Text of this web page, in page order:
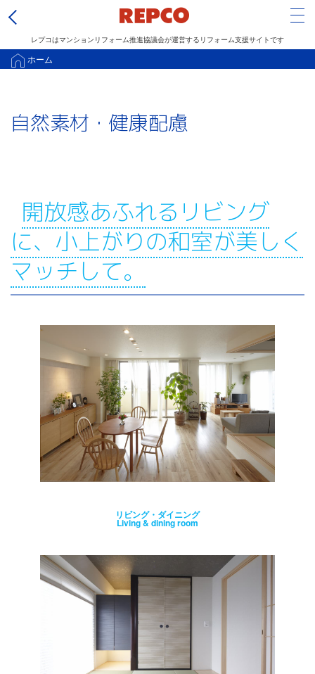
動
レプコはマンションリフォーム推進協議会が運営するリフォーム支援サイトです
ホーム
自然素材・健康配慮
開放感あふれるリビング
に、小上がりの和室が美しく
マッチして。
リビング・ダイニング
Living & dining room